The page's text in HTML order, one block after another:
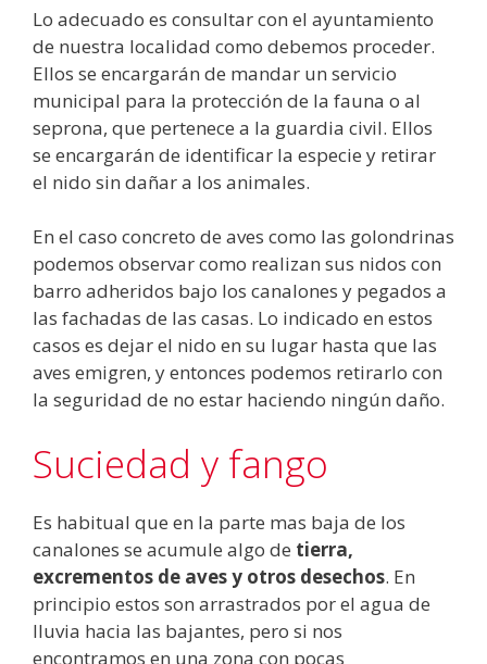
Lo adecuado es consultar con el ayuntamiento
de nuestra localidad como debemos proceder.
Ellos se encargarán de mandar un servicio
municipal para la protección de la fauna o al
seprona, que pertenece a la guardia civil. Ellos
se encargarán de identificar la especie y retirar
el nido sin dañar a los animales.
En el caso concreto de aves como las golondrinas
podemos observar como realizan sus nidos con
barro adheridos bajo los canalones y pegados a
las fachadas de las casas. Lo indicado en estos
casos es dejar el nido en su lugar hasta que las
aves emigren, y entonces podemos retirarlo con
la seguridad de no estar haciendo ningún daño.
Suciedad y fango
Es habitual que en la parte mas baja de los
canalones se acumule algo de tierra,
excrementos de aves y otros desechos. En
principio estos son arrastrados por el agua de
lluvia hacia las bajantes, pero si nos
encontramos en una zona con pocas